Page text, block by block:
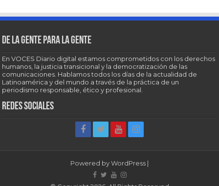
De la gente para la gente
En VOCES Diario digital estamos comprometidos con los derechos
humanos, la justicia transicional y la democratización de las
comunicaciones. Hablamos todos los días de la actualidad de
Latinoamérica y del mundo a través de la práctica de un
periodismo responsable, ético y profesional.
Redes sociales
Powered byWordPress |